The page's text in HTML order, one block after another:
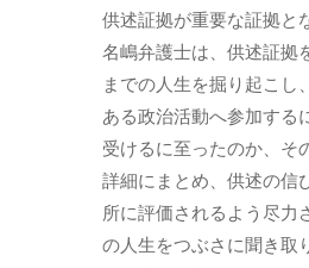
供述証拠が重要な証拠と
名嶋弁護士は、供述証拠
までの人生を掘り起こし
ある政治活動へ参加する
受けるに至ったのか、そ
詳細にまとめ、供述の信
所に評価されるよう尽力
の人生をつぶさに聞き取